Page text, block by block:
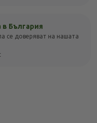
в България
се доверяват на нашата